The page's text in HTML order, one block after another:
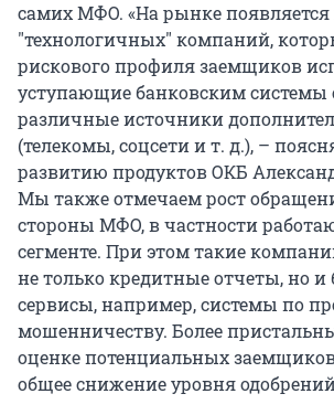
самих МФО. «На рынке появляется
"технологичных" компаний,
рискового профиля заемщиков
уступающие банковским системы
различные источники
(телекомы, соцсети и т. д.), –
развитию продуктов ОКБ
Мы также отмечаем рост
стороны МФО, в частности
сегменте. При этом такие
не только кредитные отчеты, но и
сервисы, например, системы по
мошенничеству. Более
оценке потенциальных
общее снижение уровня